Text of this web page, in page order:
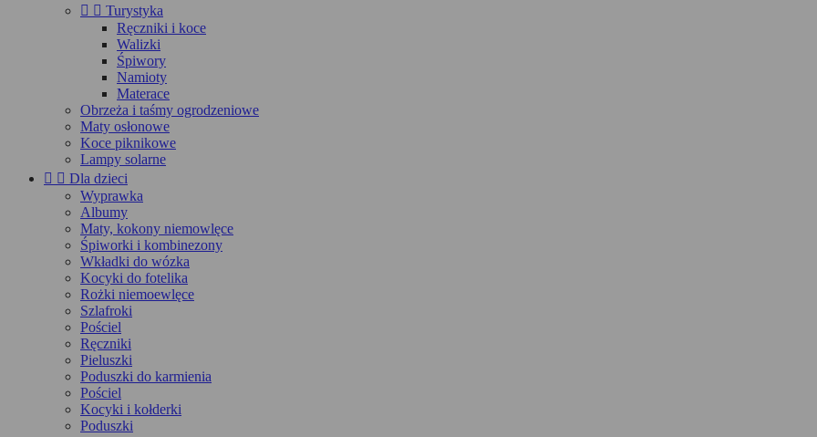
  Turystyka
Ręczniki i koce
Walizki
Śpiwory
Namioty
Materace
Obrzeża i taśmy ogrodzeniowe
Maty osłonowe
Koce piknikowe
Lampy solarne
  Dla dzieci
Wyprawka
Albumy
Maty, kokony niemowlęce
Śpiworki i kombinezony
Wkładki do wózka
Kocyki do fotelika
Rożki niemoewlęce
Szlafroki
Pościel
Ręczniki
Pieluszki
Poduszki do karmienia
Pościel
Kocyki i kołderki
Poduszki